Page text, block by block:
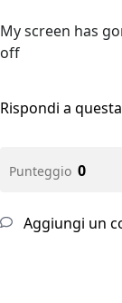
My screen has
off
Rispondi a
Punteggio 0
Aggiungi un